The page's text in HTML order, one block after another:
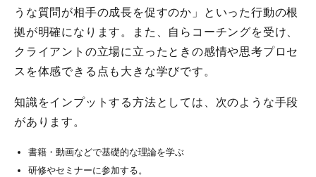
うな質問が相手の成長を促すのか」といった行動の根
拠が明確になります。また、自らコーチングを受け、
クライアントの立場に立ったときの感情や思考プロセ
スを体感できる点も大きな学びです。
知識をインプットする方法としては、次のような手段
があります。
書籍・動画などで基礎的な理論を学ぶ
研修やセミナーに参加する。